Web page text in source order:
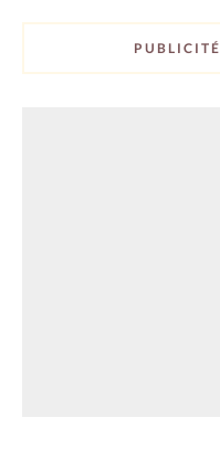
PUBLICITÉ